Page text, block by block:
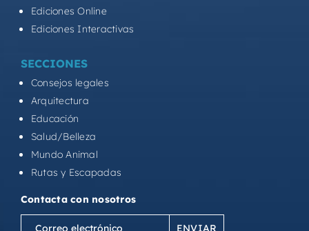
Ediciones Online
Ediciones Interactivas
SECCIONES
Consejos legales
Arquitectura
Educación
Salud/Belleza
Mundo Animal
Rutas y Escapadas
Contacta con nosotros
Correo